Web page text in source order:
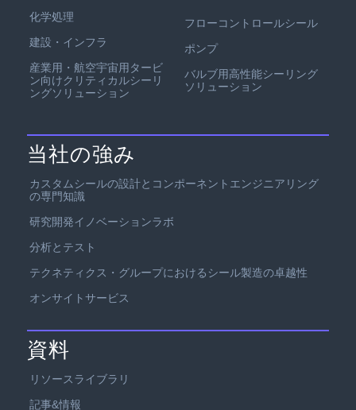
化学処理
建設・インフラ
産業用・航空宇宙用タービ
ン向けクリティカルシーリ
ングソリューション
フローコントロールシール
ポンプ
バルブ用高性能シーリング
ソリューション
当社の強み
カスタムシールの設計とコンポーネントエンジニアリング
の専門知識
研究開発イノベーションラボ
分析とテスト
テクネティクス・グループにおけるシール製造の卓越性
オンサイトサービス
資料
リソースライブラリ
記事&情報